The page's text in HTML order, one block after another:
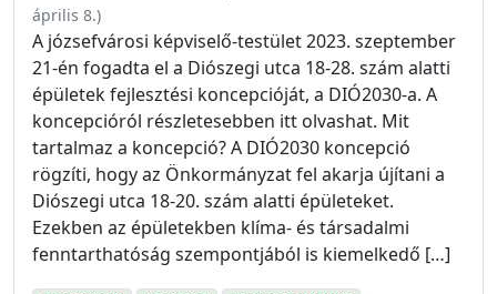
április 8.)
A józsefvárosi képviselő-testület 2023. szeptember
21-én fogadta el a Diószegi utca 18-28. szám alatti
épületek fejlesztési koncepcióját, a DIÓ2030-a. A
koncepcióról részletesebben itt olvashat. Mit
tartalmaz a koncepció? A DIÓ2030 koncepció
rögzíti, hogy az Önkormányzat fel akarja újítani a
Diószegi utca 18-20. szám alatti épületeket.
Ezekben az épületekben klíma- és társadalmi
fenntarthatóság szempontjából is kiemelkedő […]